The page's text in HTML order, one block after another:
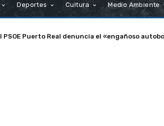
Deportes Cultura Medio Ambiente
Puerto Real denuncia el «engañoso
Asociación Rampa de Puerto Real nombra